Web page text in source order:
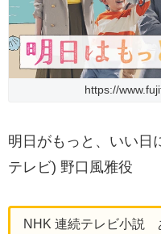
https://
明日がもっと、いい日
テレビ) 野口風雅役
NHK 連続テレビ小説